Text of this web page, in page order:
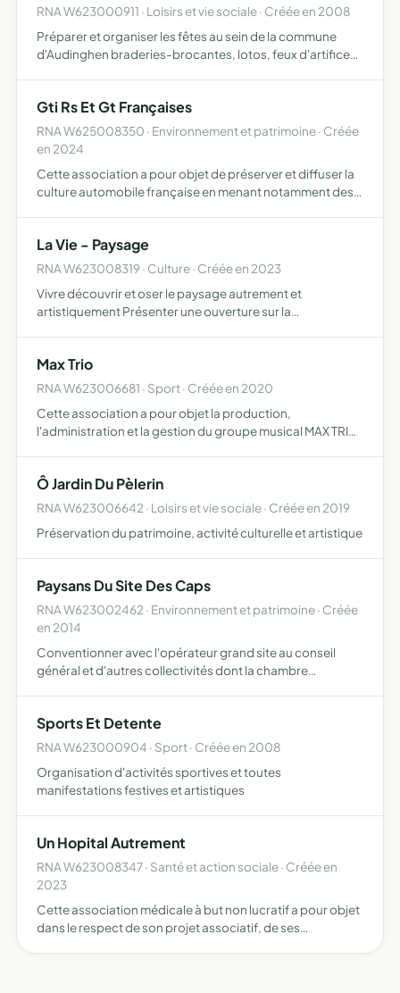
RNA W623000911 · Loisirs et vie sociale · Créée en 2008
Préparer et organiser les fêtes au sein de la commune
d'Audinghen braderies-brocantes, lotos, feux d'artifices,
Gti Rs Et Gt Françaises
RNA W625008350 · Environnement et patrimoine · Créée
en 2024
Cette association a pour objet de préserver et diffuser la
culture automobile française en menant notamment des
La Vie - Paysage
RNA W623008319 · Culture · Créée en 2023
Vivre découvrir et oser le paysage autrement et
artistiquement Présenter une ouverture sur la
instaurer les ran…
Max Trio
RNA W623006681 · Sport · Créée en 2020
Cette association a pour objet la production,
l'administration et la gestion du groupe musical MAX TRIO
Ô Jardin Du Pèlerin
RNA W623006642 · Loisirs et vie sociale · Créée en 2019
Préservation du patrimoine, activité culturelle et artistique
Paysans Du Site Des Caps
RNA W623002462 · Environnement et patrimoine · Créée
en 2014
Conventionner avec l'opérateur grand site au conseil
général et d'autres collectivités dont la chambre
paysans du …
Sports Et Detente
RNA W623000904 · Sport · Créée en 2008
Organisation d'activités sportives et toutes
manifestations festives et artistiques
Un Hopital Autrement
RNA W623008347 · Santé et action sociale · Créée en
2023
Cette association médicale à but non lucratif a pour objet
dans le respect de son projet associatif, de ses